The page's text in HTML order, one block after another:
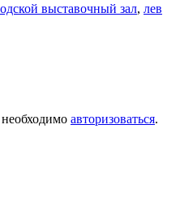
выставочный зал, лев
авторизоваться.